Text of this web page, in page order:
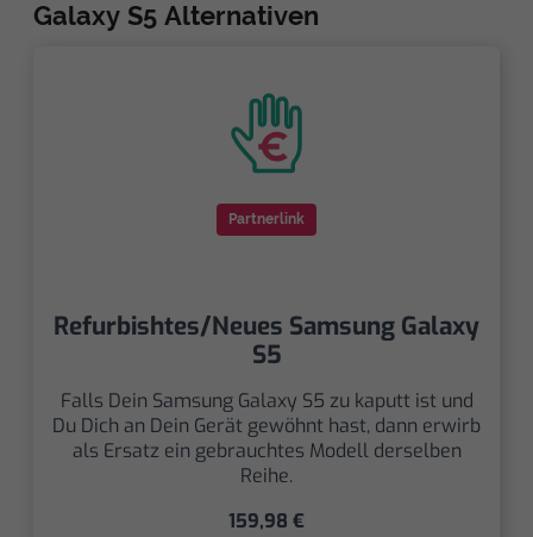
Galaxy S5 Alternativen
Partnerlink
Refurbishtes/Neues Samsung Galaxy
S5
Falls Dein Samsung Galaxy S5 zu kaputt ist und
Du Dich an Dein Gerät gewöhnt hast, dann erwirb
als Ersatz ein gebrauchtes Modell derselben
Reihe.
159,98 €